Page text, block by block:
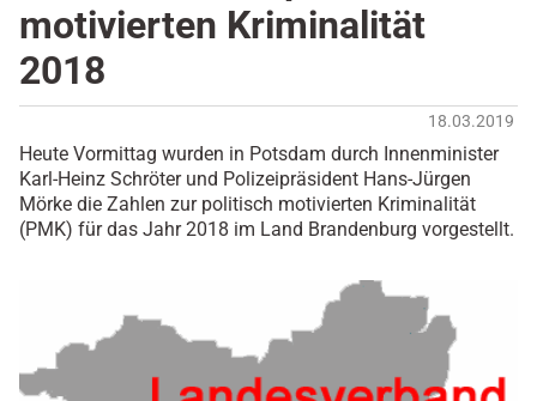
motivierten Kriminalität
2018
18.03.2019
Heute Vormittag wurden in Potsdam durch Innenminister
Karl-Heinz Schröter und Polizeipräsident Hans-Jürgen
Mörke die Zahlen zur politisch motivierten Kriminalität
(PMK) für das Jahr 2018 im Land Brandenburg vorgestellt.